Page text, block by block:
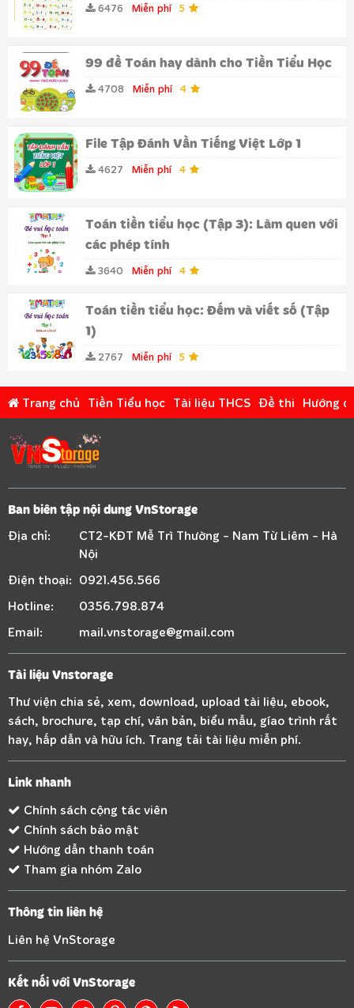
6476 Miễn phí 5
99 đề Toán hay dành cho Tiền Tiểu Học
4708 Miễn phí 4
File Tập Đánh Vần Tiếng Việt Lớp 1
4627 Miễn phí 4
Toán tiền tiểu học (Tập 3): Làm quen với
các phép tính
3640 Miễn phí 4
Toán tiền tiểu học: Đếm và viết số (Tập
1)
2767 Miễn phí 5
Trang chủ Tiền Tiểu học Tài liệu THCS Đề thi Hướng
Ban biên tập nội dung VnStorage
Địa chỉ:
CT2-KĐT Mễ Trì Thường - Nam Từ Liêm - Hà
Nội
Điện thoại: 0921.456.566
Hotline:
0356.798.874
Email:
mail.vnstorage@gmail.com
Tài liệu Vnstorage
Thư viện chia sẻ, xem, download, upload tài liệu, ebook,
sách, brochure, tạp chí, văn bản, biểu mẫu, gíao trình rất
hay, hấp dẫn và hữu ích. Trang tải tài liệu miễn phí.
Link nhanh
Chính sách cộng tác viên
Chính sách bảo mật
Hướng dẫn thanh toán
Tham gia nhóm Zalo
Thông tin liên hệ
Liên hệ VnStorage
Kết nối với VnStorage